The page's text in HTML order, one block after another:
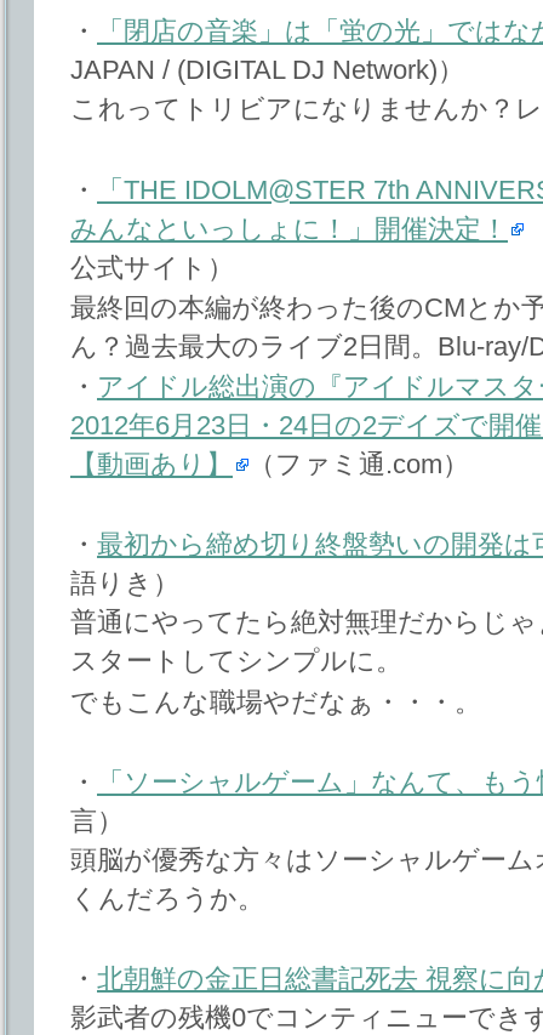
・
「閉店の音楽」は「蛍の光」では
JAPAN / (DIGITAL DJ Network)）
これってトリビアになりませんか？
・
「THE IDOLM@STER 7th
みんなといっしょに！」開催決定！
公式サイト）
最終回の本編が終わった後のCMとか
ん？過去最大のライブ2日間。Blu-
・ アイドル総出演の『アイドルマス
2012年6月23日・24日の2デイズで開
【動画あり】
（ファミ通.com）
・ 最初から締め切り終盤勢いの開発は
語りき）
普通にやってたら絶対無理だからじ
スタートしてシンプルに。
でもこんな職場やだなぁ・・・。
・
「ソーシャルゲーム」なんて、も
言）
頭脳が優秀な方々はソーシャルゲー
くんだろうか。
・ 北朝鮮の金正日総書記死去 視察に向
影武者の残機0でコンティニューでき